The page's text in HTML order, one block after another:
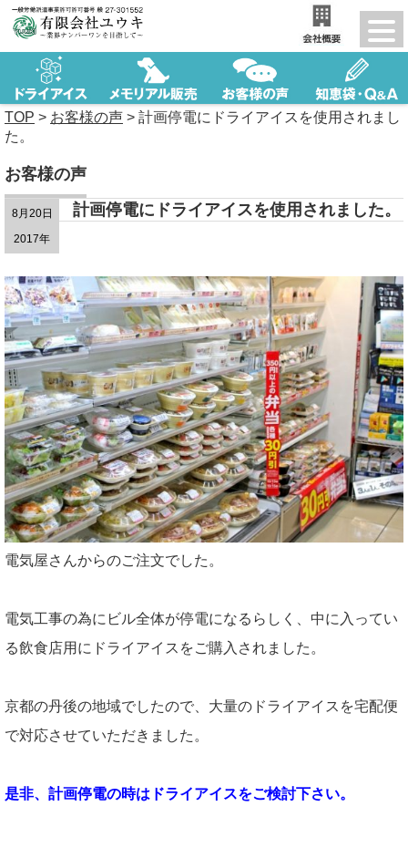
TOP > お客様の声 > 計画停電にドライアイスを使用されまし
た。
お客様の声
8月20日
2017年
計画停電にドライアイスを使用されました。
電気屋さんからのご注文でした。
電気工事の為にビル全体が停電になるらしく、中に入ってい
る飲食店用にドライアイスをご購入されました。
京都の丹後の地域でしたので、大量のドライアイスを宅配便
で対応させていただきました。
是非、計画停電の時はドライアイスをご検討下さい。